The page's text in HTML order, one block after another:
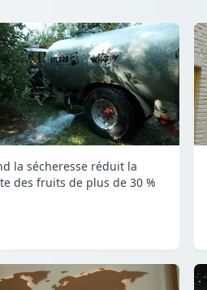
la sécheresse réduit la
des fruits de plus de 30 %